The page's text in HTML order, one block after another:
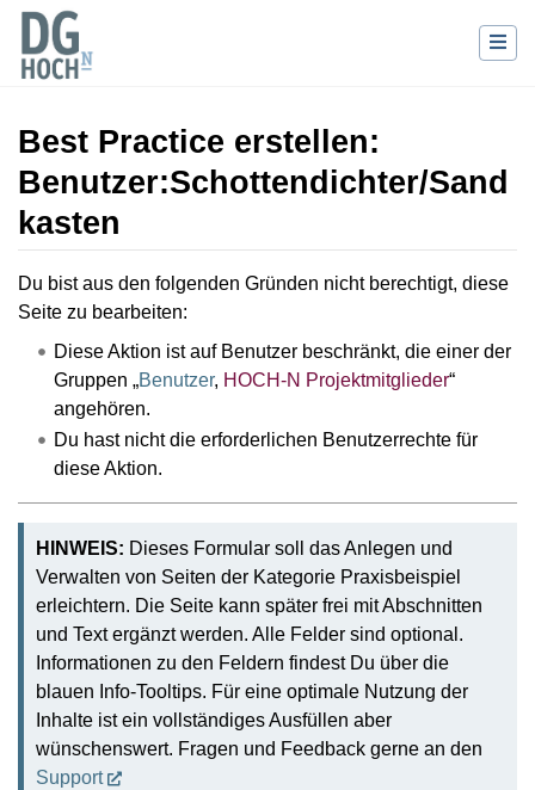
Best Practice erstellen:
Benutzer:Schottendichter/Sand
kasten
Wechseln zu:Navigation,Suche
Du bist aus den folgenden Gründen nicht berechtigt, diese
Seite zu bearbeiten:
Diese Aktion ist auf Benutzer beschränkt, die einer der
Gruppen „Benutzer, HOCH-N Projektmitglieder“
angehören.
Du hast nicht die erforderlichen Benutzerrechte für
diese Aktion.
HINWEIS: Dieses Formular soll das Anlegen und
Verwalten von Seiten der Kategorie Praxisbeispiel
erleichtern. Die Seite kann später frei mit Abschnitten
und Text ergänzt werden. Alle Felder sind optional.
Informationen zu den Feldern findest Du über die
blauen Info-Tooltips. Für eine optimale Nutzung der
Inhalte ist ein vollständiges Ausfüllen aber
wünschenswert. Fragen und Feedback gerne an den
Support